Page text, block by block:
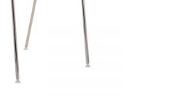
U KOŠARICU